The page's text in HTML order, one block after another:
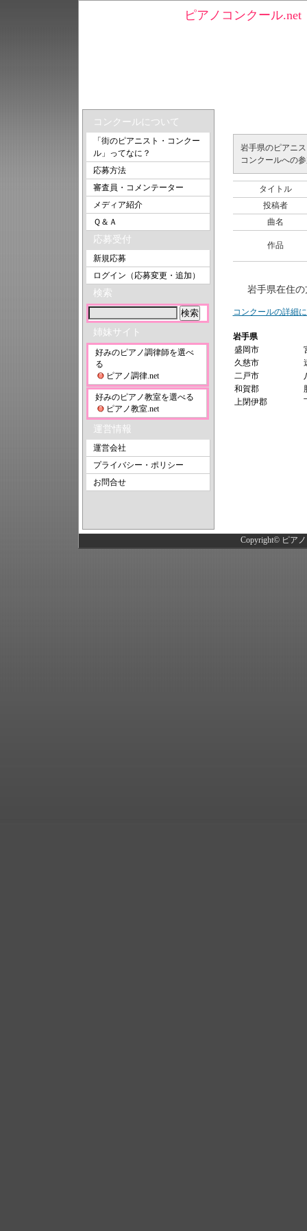
ピアノコンクール
岩手県のピアニ
コンクールへの
タイトル
投稿者
曲名
作品
岩手県在住
コンクールの詳細
岩手県
盛岡市
久慈市
二戸市
和賀郡
上閉伊郡
コンクールについて
「街のピアニスト・コンクー
ル」ってなに？
応募方法
審査員・コメンテーター
メディア紹介
Ｑ＆Ａ
応募受付
新規応募
ログイン（応募変更・追加）
検索
姉妹サイト
好みのピアノ調律師を選べ
る
ピアノ調律.net
好みのピアノ教室を選べる
ピアノ教室.net
運営情報
運営会社
プライバシー・ポリシー
お問合せ
Copyright© ピア